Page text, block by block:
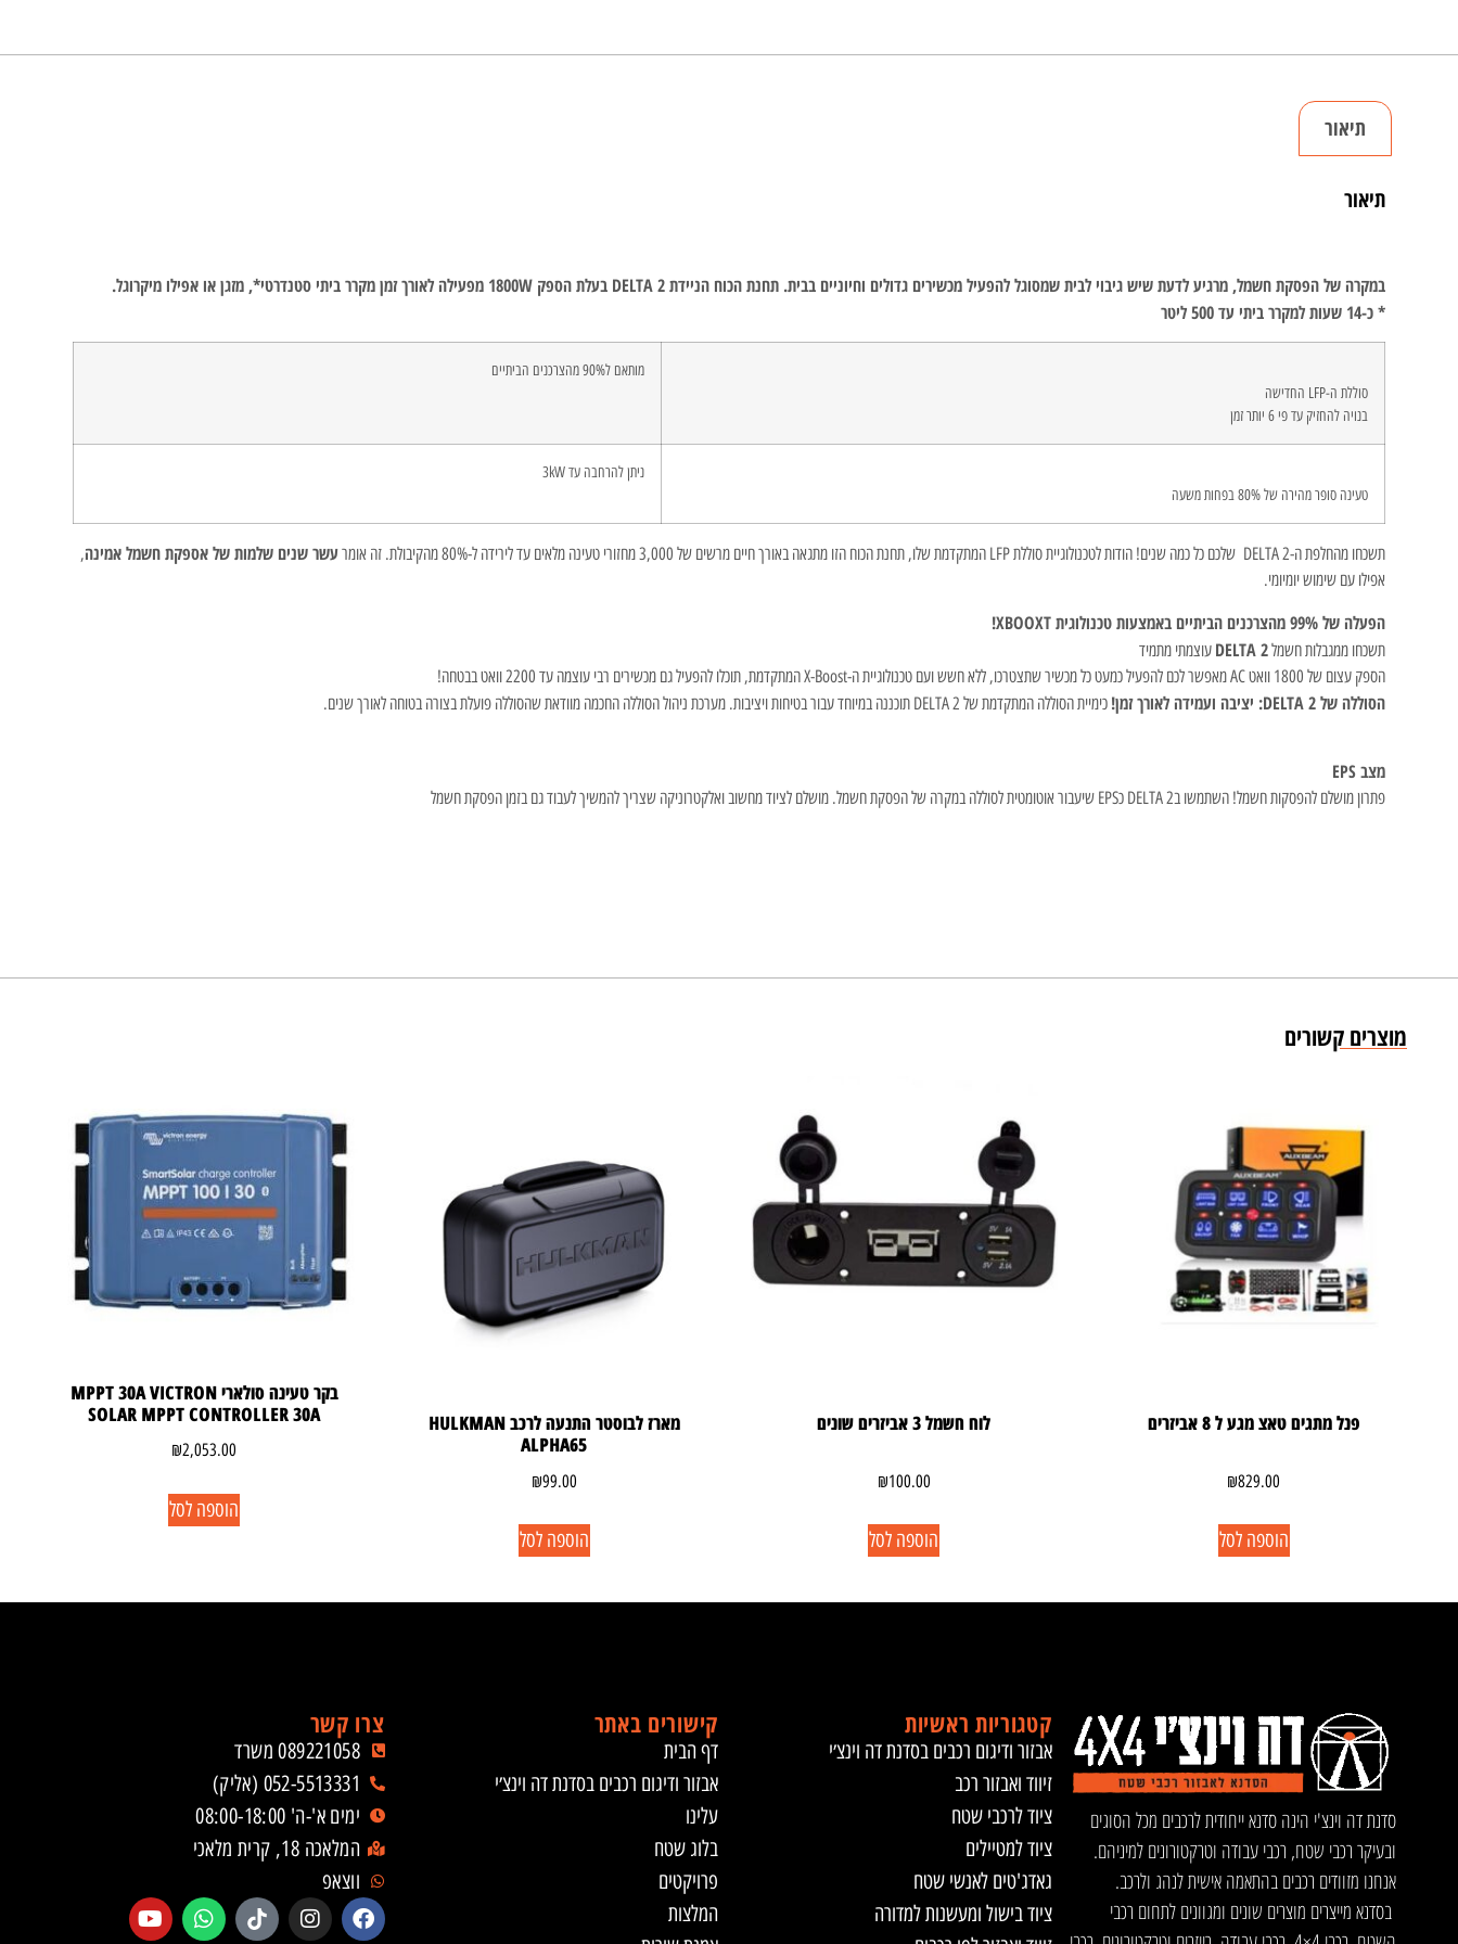
תיאור
תיאור
במקרה של הפסקת חשמל, מרגיע לדעת שיש גיבוי לבית שמסוגל להפעיל מכשירים גדולים וחיוניים בבית. תחנת הכוח הניידת DELTA 2 בעלת הספק 1800W מפעילה לאורך זמן מקרר ביתי סטנדרטי*, מזגן או אפילו מיקרוגל.
* כ-14 שעות למקרר ביתי עד 500 ליטר
סוללת ה-LFP החדישה
בנויה להחזיק עד פי 6 יותר זמן
מותאם ל90% מהצרכנים הביתיים
טעינה סופר מהירה של 80% בפחות משעה
ניתן להרחבה עד 3kW
תשכחו מהחלפת ה-DELTA 2 שלכם כל כמה שנים! הודות לטכנולוגיית סוללת LFP המתקדמת שלו, תחנת הכוח הזו מתגאה באורך חיים מרשים של 3,000 מחזורי טעינה מלאים עד לירידה ל-80% מהקיבולת. זה אומר עשר שנים שלמות של אספקת חשמל אמינה,
אפילו עם שימוש יומיומי.
הפעלה של 99% מהצרכנים הביתיים באמצעות טכנולוגית XBOOXT!
תשכחו ממגבלות חשמלDELTA 2 עוצמתי מתמיד
הספק עצום של 1800 וואט AC מאפשר לכם להפעיל כמעט כל מכשיר שתצטרכו, ללא חשש ועם טכנולוגיית ה-X-Boost המתקדמת, תוכלו להפעיל גם מכשירים רבי עוצמה עד 2200 וואט בבטחה!
הסוללה של DELTA 2: יציבה ועמידה לאורך זמן! כימיית הסוללה המתקדמת של DELTA 2 תוכננה במיוחד עבור בטיחות ויציבות. מערכת ניהול הסוללה החכמה מוודאת שהסוללה פועלת בצורה בטוחה לאורך שנים.
מצב EPS
פתרון מושלם להפסקות חשמל! השתמשו בDELTA 2 כEPS שיעבור אוטומטית לסוללה במקרה של הפסקת חשמל. מושלם לציוד מחשוב ואלקטרוניקה שצריך להמשיך לעבוד גם בזמן הפסקת חשמל
מוצרים קשורים
פנל מתגים טאצ מגע ל 8 אביזרים
₪829.00
הוספה לסל
לוח חשמל 3 אביזרים שונים
₪100.00
הוספה לסל
מארז לבוסטר התנעה לרכב HULKMAN
ALPHA65
₪99.00
הוספה לסל
בקר טעינה סולארי MPPT 30A VICTRON
SOLAR MPPT CONTROLLER 30A
₪2,053.00
הוספה לסל
סדנת דה וינצ'י הינה סדנא ייחודית לרכבים מכל הסוגים
ובעיקר רכבי שטח, רכבי עבודה וטרקטורונים למיניהם.
אנחנו מזוודים רכבים בהתאמה אישית לנהג ולרכב.
בסדנא מייצרים מוצרים שונים ומגוונים לתחום רכבי
קטגוריות ראשיות
אבזור ודיגום רכבים בסדנת דה וינצ׳י
זיווד ואבזור רכב
ציוד לרכבי שטח
ציוד למטיילים
גאדג'טים לאנשי שטח
ציוד בישול ומעשנות למדורה
קישורים באתר
דף הבית
אבזור ודיגום רכבים בסדנת דה וינצ׳י
עלינו
בלוג שטח
פרויקטים
המלצות
צרו קשר
089221058 משרד
052-5513331 (אליק)
ימים א'-ה' 08:00-18:00
המלאכה 18, קרית מלאכי
ווצאפ